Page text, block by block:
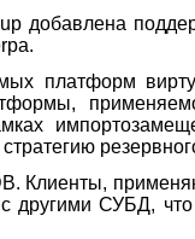
добавлена
платформ
Клиенты,
другими СУБД,